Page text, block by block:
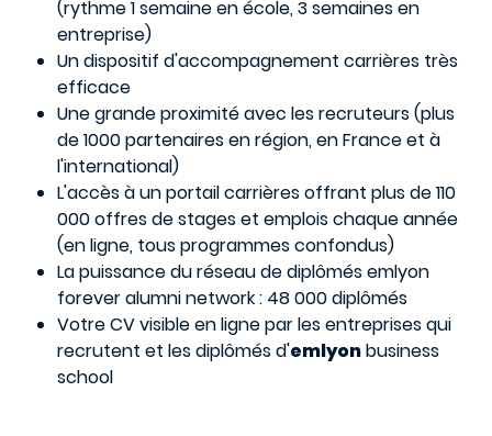
(rythme 1 semaine en école, 3 semaines en
entreprise)
Un dispositif d'accompagnement carrières très
efficace
Une grande proximité avec les recruteurs (plus
de 1000 partenaires en région, en France et à
l'international)
L'accès à un portail carrières offrant plus de 110
000 offres de stages et emplois chaque année
(en ligne, tous programmes confondus)
La puissance du réseau de diplômés emlyon
forever alumni network : 48 000 diplômés
Votre CV visible en ligne par les entreprises qui
recrutent et les diplômés d'emlyonbusiness
school